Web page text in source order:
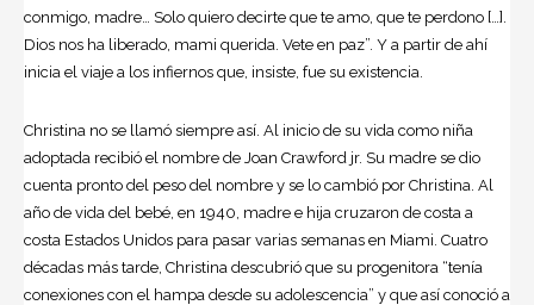
conmigo, madre… Solo quiero decirte que te amo, que te perdono […].
Dios nos ha liberado, mami querida. Vete en paz”. Y a partir de ahí
inicia el viaje a los infiernos que, insiste, fue su existencia.
Christina no se llamó siempre así. Al inicio de su vida como niña
adoptada recibió el nombre de Joan Crawford jr. Su madre se dio
cuenta pronto del peso del nombre y se lo cambió por Christina. Al
año de vida del bebé, en 1940, madre e hija cruzaron de costa a
costa Estados Unidos para pasar varias semanas en Miami. Cuatro
décadas más tarde, Christina descubrió que su progenitora “tenía
conexiones con el hampa desde su adolescencia” y que así conoció a